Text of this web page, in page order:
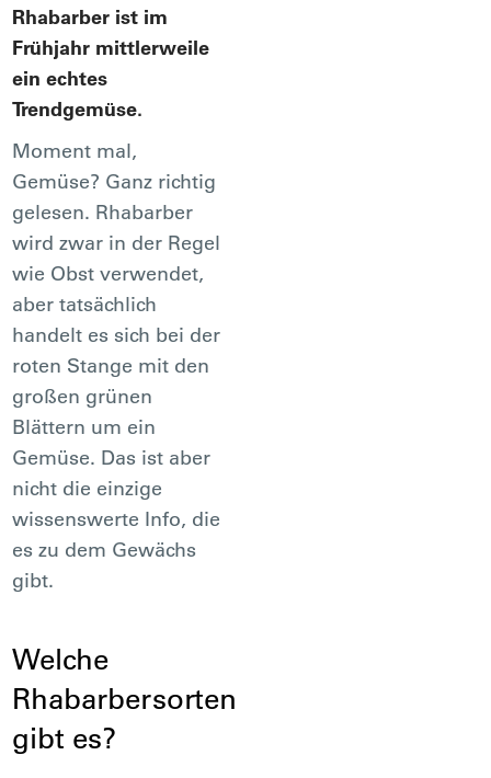
Rhabarber ist im
Frühjahr mittlerweile
ein echtes
Trendgemüse.
Moment mal,
Gemüse? Ganz richtig
gelesen. Rhabarber
wird zwar in der Regel
wie Obst verwendet,
aber tatsächlich
handelt es sich bei der
roten Stange mit den
großen grünen
Blättern um ein
Gemüse. Das ist aber
nicht die einzige
wissenswerte Info, die
es zu dem Gewächs
gibt.
Welche
Rhabarbersorten
gibt es?